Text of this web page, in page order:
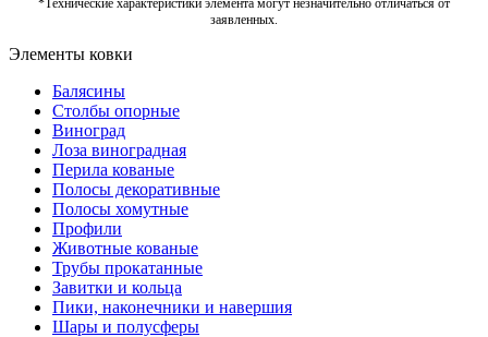
*Технические характеристики элемента могут незначительно отличаться от
заявленных.
Элементы ковки
Балясины
Столбы опорные
Виноград
Лоза виноградная
Перила кованые
Полосы декоративные
Полосы хомутные
Профили
Животные кованые
Трубы прокатанные
Завитки и кольца
Пики, наконечники и навершия
Шары и полусферы